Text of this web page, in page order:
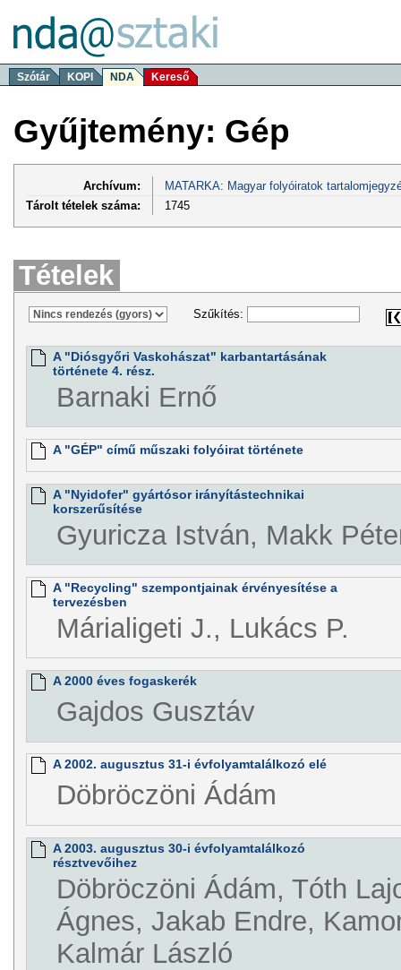
Szótár KOPI NDA Kereső
Gyűjtemény: Gép
Archívum:
MATARKA: Magyar folyóiratok
Tárolt tételek száma:
1745
Tételek
Szűkítés:
A "Diósgyőri Vaskohászat" karbantartásának
története 4. rész.
Barnaki Ernő
A "GÉP" című műszaki folyóirat története
A "Nyidofer" gyártósor irányítástechnikai
korszerűsítése
Gyuricza István, Makk
A "Recycling" szempontjainak érvényesítése a
tervezésben
Márialigeti J., Lukács P.
A 2000 éves fogaskerék
Gajdos Gusztáv
A 2002. augusztus 31-i évfolyamtalálkozó elé
Döbröczöni Ádám
A 2003. augusztus 30-i évfolyamtalálkozó
résztvevőihez
Döbröczöni Ádám, Tóth
Ágnes, Jakab Endre,
Kalmár László